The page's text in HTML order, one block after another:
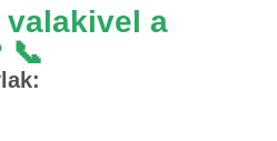
valakivel a
📞